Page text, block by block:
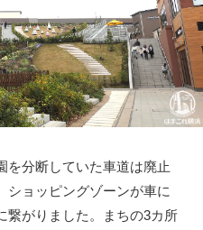
を分断していた車道は廃止
ショッピングゾーンが車に
繋がりました。まちの3カ所